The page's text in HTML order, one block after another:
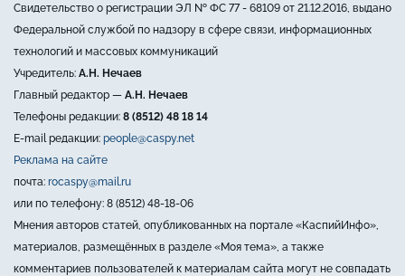
Свидетельство о регистрации ЭЛ № ФС 77 - 68109 от 21.12.2016, выдано
Федеральной службой по надзору в сфере связи, информационных
технологий и массовых коммуникаций
Учредитель: А.Н. Нечаев
Главный редактор — А.Н. Нечаев
Телефоны редакции: 8 (8512) 48 18 14
E-mail редакции: people@caspy.net
Реклама на сайте
почта: rocaspy@mail.ru
или по телефону: 8 (8512) 48-18-06
Мнения авторов статей, опубликованных на портале «КаспийИнфо»,
материалов, размещённых в разделе «Моя тема», а также
комментариев пользователей к материалам сайта могут не совпадать